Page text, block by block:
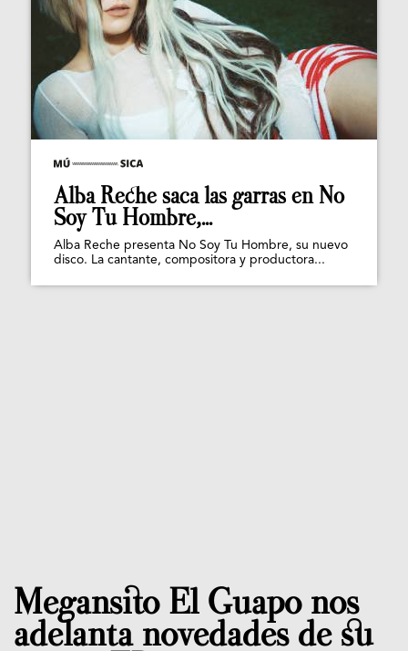
Alba Reche saca las garras en No
Soy Tu Hombre,...
Alba Reche presenta No Soy Tu Hombre, su nuevo
disco. La cantante, compositora y productora...
Megansito El Guapo nos
adelanta novedades de su